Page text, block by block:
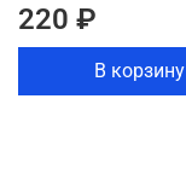
220 ₽
В корзину